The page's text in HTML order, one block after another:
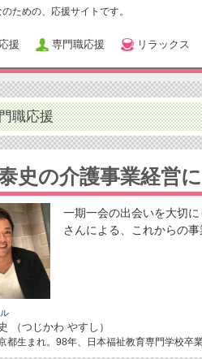
ための、応援サイトです。
援 専門職応援 リラックス
職応援
史の介護事業経営
一期一会の出会いを大切
さんによる、これからの事
（つじかわ やすし）
都生まれ。98年、日本福祉教育専門学校卒業